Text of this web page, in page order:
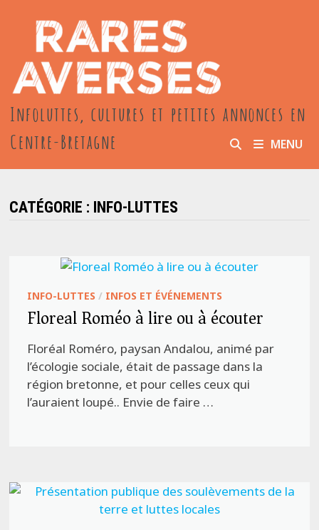
contenu
Infoluttes, cultures et petites annonces en
Centre-Bretagne
MENU
CATÉGORIE : INFO-LUTTES
INFO-LUTTES / INFOS ET ÉVÉNEMENTS
Floreal Roméo à lire ou à écouter
Floréal Roméro, paysan Andalou, animé par
l’écologie sociale, était de passage dans la
région bretonne, et pour celles ceux qui
l’auraient loupé.. Envie de faire …